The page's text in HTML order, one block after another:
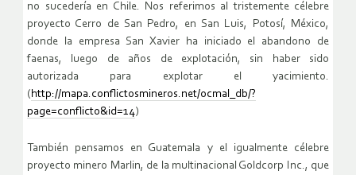
no sucedería en Chile. Nos referimos al tristemente célebre
proyecto Cerro de San Pedro, en San Luis, Potosí, México,
donde la empresa San Xavier ha iniciado el abandono de
faenas, luego de años de explotación, sin haber sido
autorizada para explotar el yacimiento.
(http://mapa.conflictosmineros.net/ocmal_db/?
page=conflicto&id=14)
También pensamos en Guatemala y el igualmente célebre
proyecto minero Marlin, de la multinacional Goldcorp Inc., que